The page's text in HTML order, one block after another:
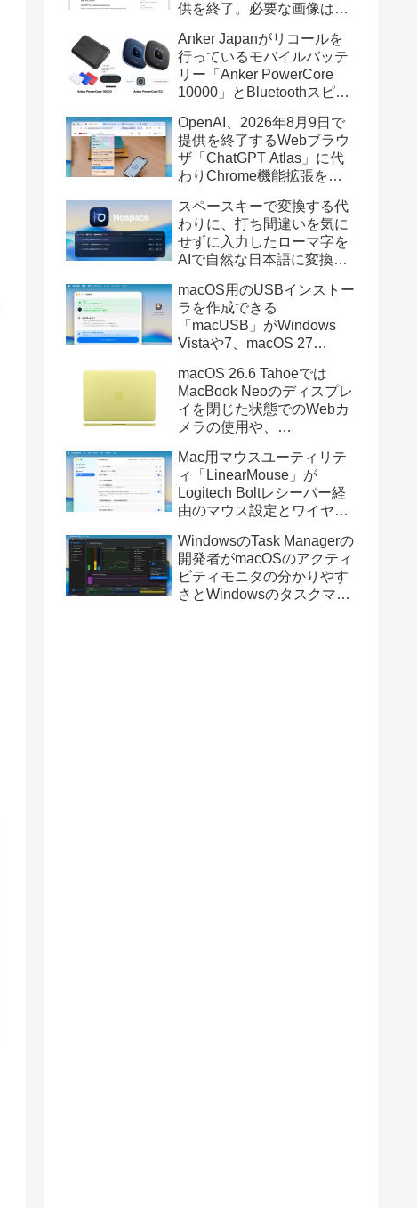
供を終了。必要な画像は期
Anker Japanがリコールを
行っているモバイルバッテ
リー「Anker PowerCore
10000」とBluetoothスピー
辺を焼損する火災が6月に3
件発生していたそうなので
注意を。
OpenAI、2026年8月9日で
提供を終了するWebブラウ
ザ「ChatGPT Atlas」に代
わりChrome機能拡張をア
画の質問やAsk ChatGPT機
能を追加。
スペースキーで変換する代
わりに、打ち間違いを気に
せずに入力したローマ字を
AIで自然な日本語に変換し
力アプリ「Nospace」がリ
リース。
macOS用のUSBインストー
ラを作成できる
「macUSB」がWindows
Vistaや7、macOS 27
トーラの作成に対応。
macOS 26.6 Tahoeでは
MacBook Neoのディスプレ
イを閉じた状態でのWebカ
メラの使用や、
利用しMacBook Neoを復元
する際の安定性が向上。
Mac用マウスユーティリテ
ィ「LinearMouse」が
Logitech Boltレシーバー経
由のマウス設定とワイヤレ
ックボールに対応。
WindowsのTask Managerの
開発者がmacOSのアクティ
ビティモニタの分かりやす
さとWindowsのタスクマネ